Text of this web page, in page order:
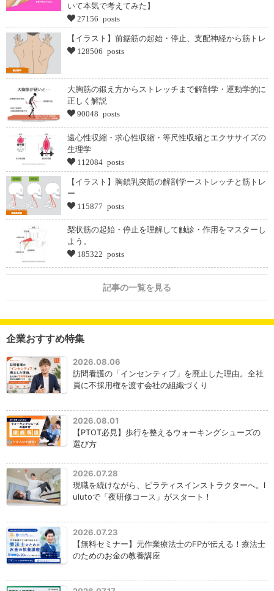
いて本気で考えてみた】
27156 posts
【イラスト】前鋸筋の起始・停止、支配神経から筋トレ
128506 posts
大胸筋の鍛え方からストレッチまで解剖学・運動学的に
正しく解説
90048 posts
遠心性収縮・求心性収縮・等尺性収縮とエクササイズの
生理学
112084 posts
【イラスト】胸鎖乳突筋の解剖学ーストレッチと筋トレ
ー
115877 posts
梨状筋の起始・停止を理解して触診・作用をマスターし
よう。
185322 posts
記事の一覧を見る
企業おすすめ特集
2026.08.06
訪問看護の「インセンティブ」を廃止した理由。全社
員に不採用権を渡す会社の組織づくり
2026.08.01
【PTOT必見】歩行を整えるウォーキングシューズの
選び方
2026.07.28
現職を続けながら、ピラティスインストラクターへ。l
ulutoで「夜研修コース」がスタート！
2026.07.23
【無料セミナー】元作業療法士のFPが伝える！療法士
のためのお金の教養講座